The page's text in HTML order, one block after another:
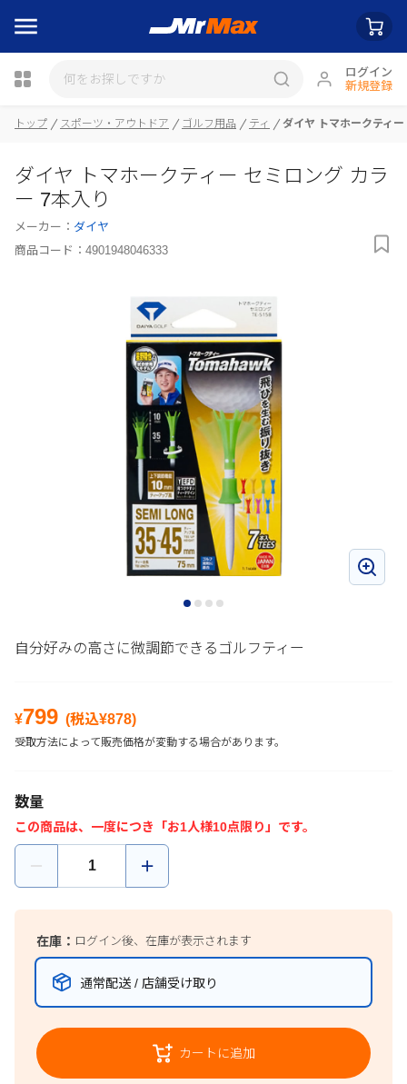
ログイン
新規登録
瓶詰
トップ スポーツ・アウトドア ゴルフ用品 ティ ダイヤ トマホークティ
ダイヤ トマホークティー セミロング カラ
ー 7本入り
メーカー： ダイヤ
商品コード： 4901948046333
自分好みの高さに微調節できるゴルフティー
¥799 (税込¥878)
受取方法によって販売価格が変動する場合があります。
数量
この商品は、一度につき「お1人様10点限り」です。
在庫： ログイン後、在庫が表示されます
通常配送 / 店舗受け取り
カートに追加